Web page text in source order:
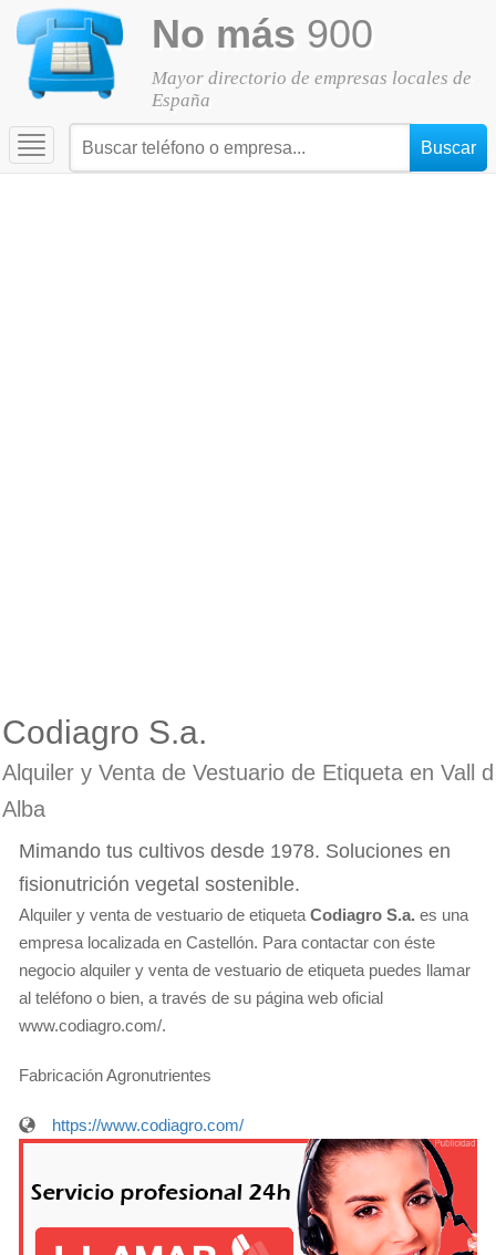
No más 900
Mayor directorio de empresas locales de
España
Toggle
navigation
Codiagro S.a.
Alquiler y Venta de Vestuario de Etiqueta en Vall d
Alba
Mimando tus cultivos desde 1978. Soluciones en
fisionutrición vegetal sostenible.
Alquiler y venta de vestuario de etiqueta Codiagro S.a. es una
empresa localizada en Castellón. Para contactar con éste
negocio alquiler y venta de vestuario de etiqueta puedes llamar
al teléfono o bien, a través de su página web oficial
www.codiagro.com/.
Fabricación Agronutrientes
https://www.codiagro.com/